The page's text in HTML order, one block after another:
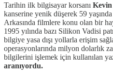
Tarihin ilk bilgisayar korsanı
kanserine yenik düşerek 59
Arkasında filmlere konu olan bir
1995 yılında bazı Silikon Vadisi
bilgiye yasa dışı yollarla erişim
operasyonlarında milyon dolarlık
bilgilerini işlemek için kullanılan
aranıyordu.